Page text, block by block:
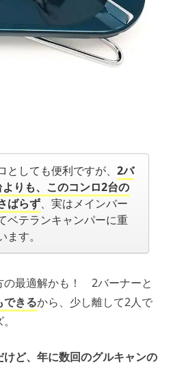
としても便利ですが、 2バ
りも、このコンロ2台の
ばらず、実はメインバー
ベテランキャンパーに重
す。
の最適解かも！ 2バーナーと
できるから、少し離して2人で
ど、年に数回のグルキャンの